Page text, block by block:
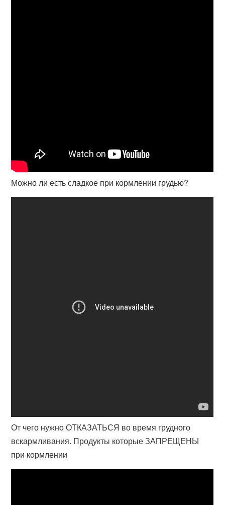
Можно ли есть сладкое при кормлении грудью?
От чего нужно ОТКАЗАТЬСЯ во время грудного
вскармливания. Продукты которые ЗАПРЕЩЕНЫ
при кормлении